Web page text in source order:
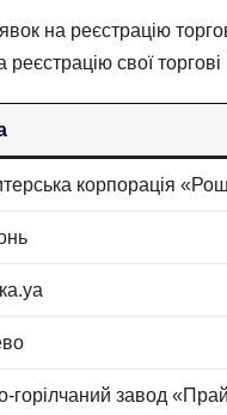
на реєстрацію
свої
корпорація
горілчаний завод